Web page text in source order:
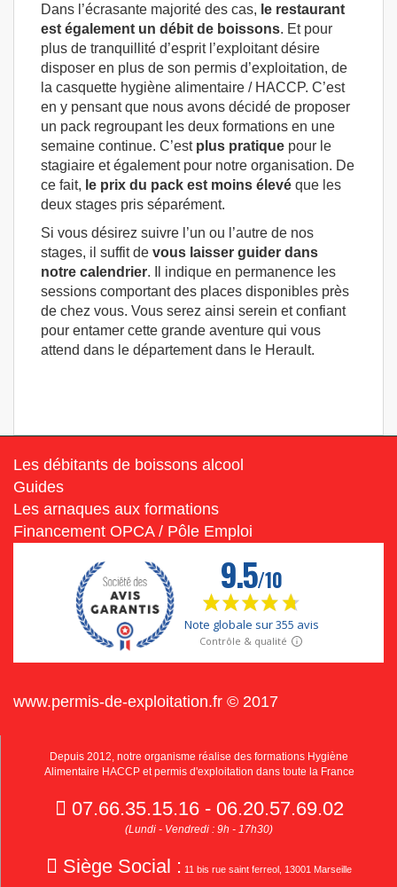
Dans l’écrasante majorité des cas, le restaurant
est également un débit de boissons. Et pour
plus de tranquillité d’esprit l’exploitant désire
disposer en plus de son permis d’exploitation, de
la casquette hygiène alimentaire / HACCP. C’est
en y pensant que nous avons décidé de proposer
un pack regroupant les deux formations en une
semaine continue. C’est plus pratique pour le
stagiaire et également pour notre organisation. De
ce fait, le prix du pack est moins élevé que les
deux stages pris séparément.
Si vous désirez suivre l’un ou l’autre de nos
stages, il suffit de vous laisser guider dans
notre calendrier. Il indique en permanence les
sessions comportant des places disponibles près
de chez vous. Vous serez ainsi serein et confiant
pour entamer cette grande aventure qui vous
attend dans le département dans le Herault.
Les débitants de boissons alcool
Guides
Les arnaques aux formations
Financement OPCA / Pôle Emploi
www.permis-de-exploitation.fr © 2017
Depuis 2012, notre organisme réalise des formations Hygiène
Alimentaire HACCP et permis d'exploitation dans toute la France
07.66.35.15.16 - 06.20.57.69.02
(Lundi - Vendredi : 9h - 17h30)
Siège Social : 11 bis rue saint ferreol, 13001 Marseille